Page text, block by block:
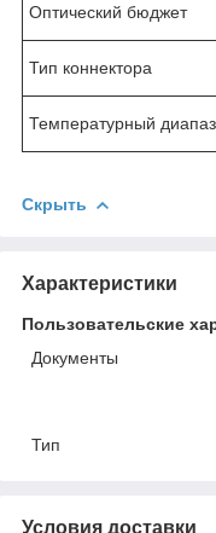
Оптический бюджет
Тип коннектора
Температурный
Скрыть
Характеристики
Пользовательские
Документы
Тип
Условия доставки